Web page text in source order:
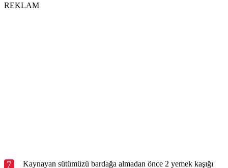
REKLAM
7 Kaynayan sütümüzü bardağa almadan önce 2 yemek kaşığı